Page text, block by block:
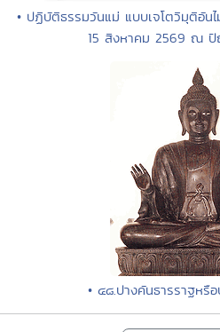
• ปฏิบัติธรรมวันแม่ แบบเจโตวิมุติอัน
15 สิงหาคม 2569 ณ ปั
• ๔๘.ปางคันธารราฐหรื